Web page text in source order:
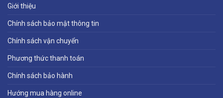
Giới thiệu
Chính sách bảo mật thông tin
Chính sách vận chuyển
Phương thức thanh toán
Chính sách bảo hành
Hướng mua hàng online